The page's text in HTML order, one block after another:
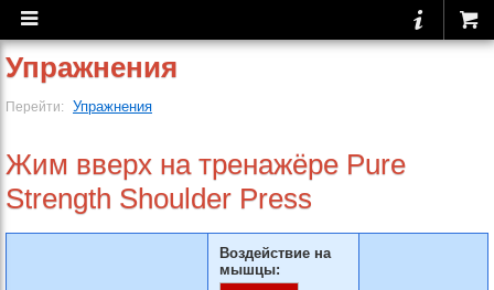
Упражнения
Перейти: Упражнения
Жим вверх на тренажёре Pure
Strength Shoulder Press
Воздействие на
мышцы: